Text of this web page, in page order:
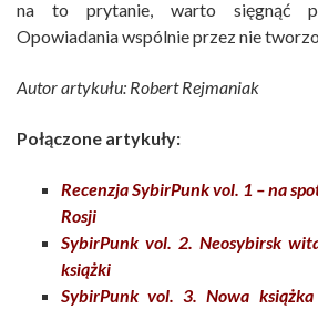
na to prytanie, warto sięgnąć
Opowiadania wspólnie przez nie
Autor artykułu: Robert Rejmaniak
Połączone artykuły:
Recenzja SybirPunk vol. 1 – na
Rosji
SybirPunk vol. 2. Neosybirsk
książki
SybirPunk vol. 3. Nowa